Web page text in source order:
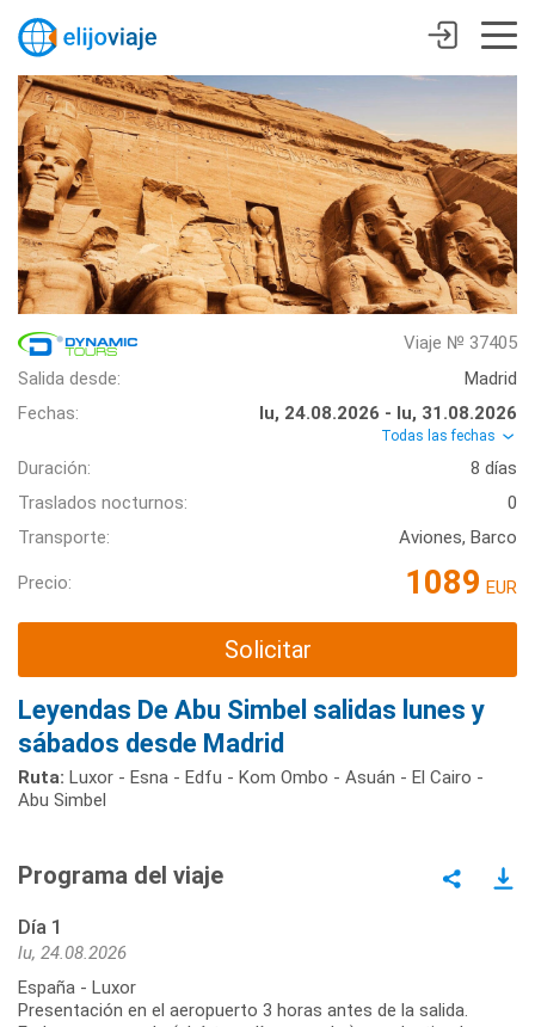
Viaje № 37405
Salida desde:
Madrid
Fechas:
lu, 24.08.2026 - lu, 31.08.2026
Todas las fechas
Duración:
8 días
Traslados nocturnos:
0
Transporte:
Aviones, Barco
Precio: 1089 EUR
Solicitar
Leyendas De Abu Simbel salidas lunes y
sábados desde Madrid
Ruta: Luxor - Esna - Edfu - Kom Ombo - Asuán - El Cairo -
Abu Simbel
Programa del viaje
Día 1
lu, 24.08.2026
España - Luxor
Presentación en el aeropuerto 3 horas antes de la salida.